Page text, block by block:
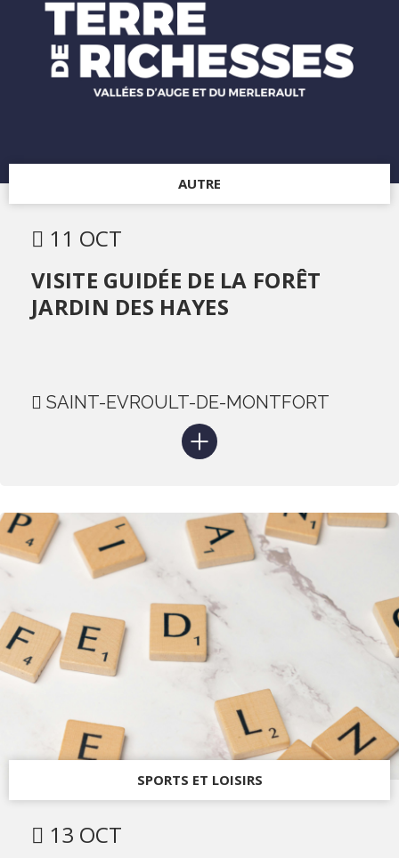
AUTRE
11 OCT
VISITE GUIDÉE DE LA FORÊT
JARDIN DES HAYES
SAINT-EVROULT-DE-MONTFORT
SPORTS ET LOISIRS
13 OCT